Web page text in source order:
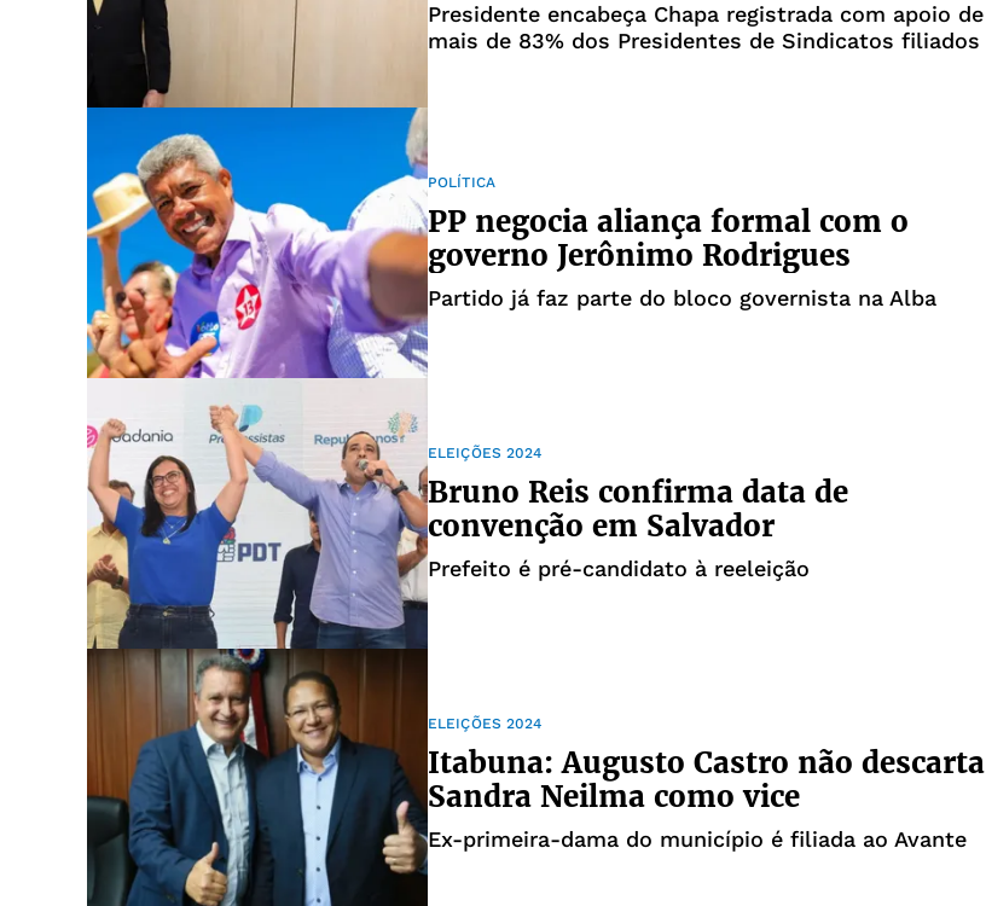
Presidente encabeça Chapa registrada com apoio de
mais de 83% dos Presidentes de Sindicatos filiados
POLÍTICA
PP negocia aliança formal com o
governo Jerônimo Rodrigues
Partido já faz parte do bloco governista na Alba
ELEIÇÕES 2024
Bruno Reis confirma data de
convenção em Salvador
Prefeito é pré-candidato à reeleição
ELEIÇÕES 2024
Itabuna: Augusto Castro não descarta
Sandra Neilma como vice
Ex-primeira-dama do município é filiada ao Avante